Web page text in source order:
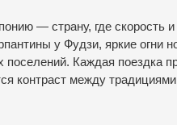
— страну, где скорость
у Фудзи, яркие огни
Каждая поездка
контраст между